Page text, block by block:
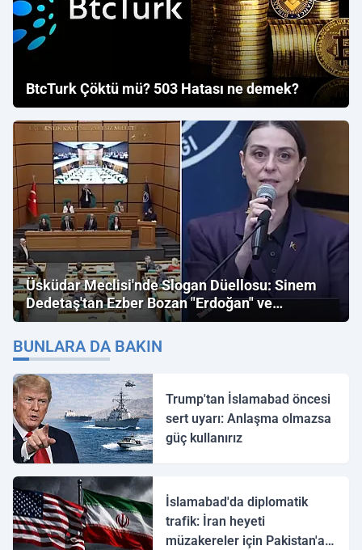
BtcTurk Çöktü mü? 503 Hatası ne demek?
Üsküdar Meclisi'nde Slogan Düellosu: Sinem
Dedetaş'tan Ezber Bozan "Erdoğan" ve
"İmamoğlu" Çıkışı!
BUNLARA DA BAKIN
Trump'tan İslamabad öncesi
sert uyarı: Anlaşma olmazsa
güç kullanırız
İslamabad'da diplomatik
trafik: İran heyeti
müzakereler için Pakistan'a